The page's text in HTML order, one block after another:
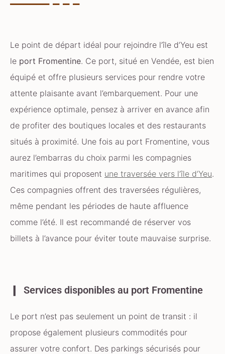
Le point de départ idéal pour rejoindre l’île d’Yeu est
le port Fromentine. Ce port, situé en Vendée, est bien
équipé et offre plusieurs services pour rendre votre
attente plaisante avant l’embarquement. Pour une
expérience optimale, pensez à arriver en avance afin
de profiter des boutiques locales et des restaurants
situés à proximité. Une fois au port Fromentine, vous
aurez l’embarras du choix parmi les compagnies
maritimes qui proposent une traversée vers l’île d’Yeu.
Ces compagnies offrent des traversées régulières,
même pendant les périodes de haute affluence
comme l’été. Il est recommandé de réserver vos
billets à l’avance pour éviter toute mauvaise surprise.
Services disponibles au port Fromentine
Le port n’est pas seulement un point de transit : il
propose également plusieurs commodités pour
assurer votre confort. Des parkings sécurisés pour